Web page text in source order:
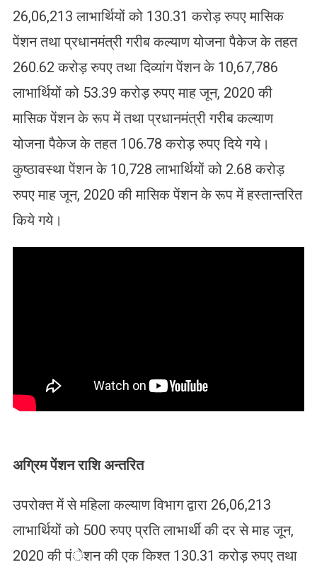
26,06,213 लाभार्थियों को 130.31 करोड़ रुपए मासिक
पेंशन तथा प्रधानमंत्री गरीब कल्याण योजना पैकेज के तहत
260.62 करोड़ रुपए तथा दिव्यांग पेंशन के 10,67,786
लाभार्थियों को 53.39 करोड़ रुपए माह जून, 2020 की
मासिक पेंशन के रूप में तथा प्रधानमंत्री गरीब कल्याण
योजना पैकेज के तहत 106.78 करोड़ रुपए दिये गये।
कुष्ठावस्था पेंशन के 10,728 लाभार्थियों को 2.68 करोड़
रुपए माह जून, 2020 की मासिक पेंशन के रूप में हस्तान्तरित
किये गये।
अग्रिम पेंशन राशि अन्तरित
उपरोक्त में से महिला कल्याण विभाग द्वारा 26,06,213
लाभार्थियों को 500 रुपए प्रति लाभार्थी की दर से माह जून,
2020 की पंेशन की एक किश्त 130.31 करोड़ रुपए तथा